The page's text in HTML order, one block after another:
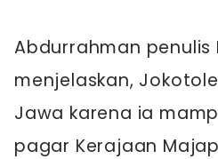
Abdurrahman penulis
menjelaskan,
Jawa karena ia
pagar Kerajaan